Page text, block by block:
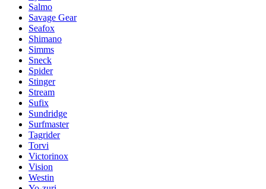
Salmo
Savage Gear
Seafox
Shimano
Simms
Sneck
Spider
Stinger
Stream
Sufix
Sundridge
Surfmaster
Tagrider
Torvi
Victorinox
Vision
Westin